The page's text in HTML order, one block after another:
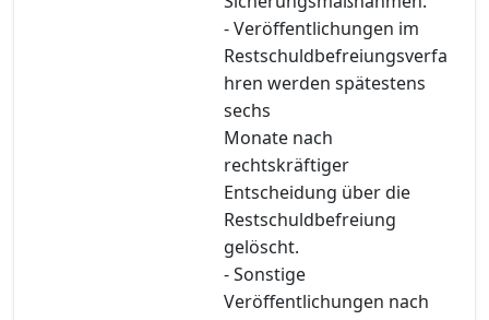
- Veröffentlichungen im
Restschuldbefreiungsverfa
hren werden spätestens
sechs
Monate nach
rechtskräftiger
Entscheidung über die
Restschuldbefreiung
gelöscht.
- Sonstige
Veröffentlichungen nach